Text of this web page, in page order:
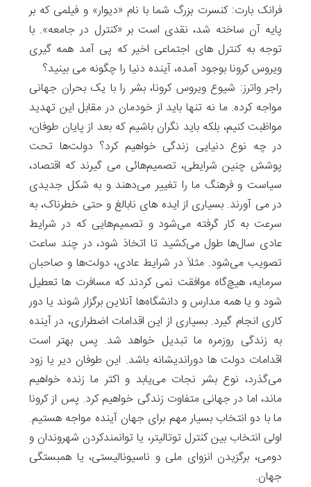
فرانک بارت: کنسرت بزرگ شما با نام «دیوار» و فیلمی که بر
پایه آن ساخته شد، نقدی است بر «کنترل در جامعه». با
توجه به کنترل های اجتماعی اخیر که پی آمد همه گیری
ویروس کرونا بوجود آمده، آینده دنیا را چگونه می بینید؟
راجر واترز: شیوع ویروس کرونا، بشر را با یک بحران جهانی
مواجه کرده. ما نه‌ تنها باید از خودمان در مقابل این تهدید
مواظبت کنیم، بلکه باید نگران باشیم که بعد از پایان طوفان،
در چه نوع دنیایی زندگی خواهیم کرد؟ دولت‌ها تحت
پوشش چنین شرایطی، تصمیم‌هائی می گیرند که اقتصاد،
سیاست و فرهنگ ما را تغییر می‌دهند و به شکل جدیدی
در می آورند. بسیاری از ایده های نابالغ و حتی خطرناک، به
سرعت به کار گرفته می‌شود و تصمیم‌هایی که در شرایط
عادی سال‌ها طول می‌کشید تا اتخاذ شود، در چند ساعت
تصویب می‌شود. مثلاَ در شرایط عادی، دولت‌ها و صاحبان
سرمایه، هیچ‌گاه موافقت نمی کردند که مسافرت ها تعطیل
شود و یا همه مدارس و دانشگاه‌ها آنلاین برگزار شوند یا دور
کاری انجام گیرد. بسیاری از این اقدامات اضطراری، در آینده
به زندگی روزمره ما تبدیل خواهد شد. پس بهتر است
اقدامات دولت ها دوراندیشانه باشد. این طوفان دیر یا زود
می‌گذرد، نوع بشر نجات می‌یابد و اکثر ما زنده خواهیم
ماند، اما در جهانی متفاوت زندگی خواهیم کرد. پس از کرونا
ما با دو انتخاب بسیار مهم برای جهان آینده مواجه هستیم.
اولی انتخاب بین کنترل توتالیتر، یا توانمندکردن شهروندان و
دومی، برگزیدن انزوای ملی و ناسیونالیستی، یا همبستگی
جهان.